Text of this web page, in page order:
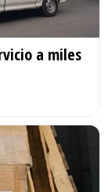
a miles